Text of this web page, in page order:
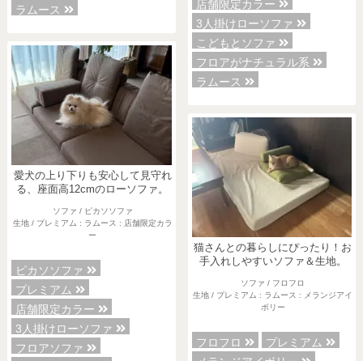
ラムース
愛犬の上り下りも安心して見守れ
る、座面高12cmのローソファ。
ソファ / ピカソソファ
生地 / プレミアム : ラムース : 店舗限定カラ
ー
ピカソソファ
プレミアム
店舗限定カラー
3人掛けローソファ
フロアソファ
店舗限定カラー
3人掛けローソファ
こどもとソファ
フロアがナチュラル系
ラムース
猫さんとの暮らしにぴったり！お
手入れしやすいソファ＆生地。
ソファ / フロフロ
生地 / プレミアム : ラムース : メランジアイ
ボリー
フロフロ
プレミアム